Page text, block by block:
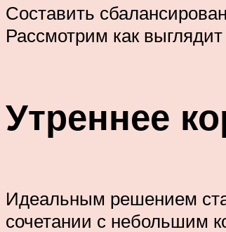
Составить
Рассмотрим как
Утреннее
Идеальным решением
сочетании с небольшим